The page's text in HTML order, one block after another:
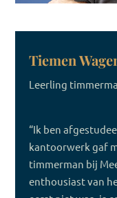
Tiemen
Leerling
“Ik ben
kantoorwerk gaf
timmerman bij
enthousiast van